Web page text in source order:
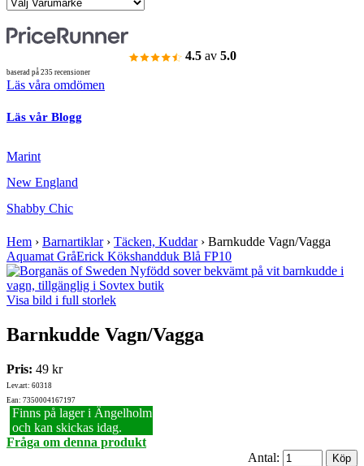
4.5 av 5.0
baserad på 235 recensioner
Läs våra omdömen
Läs vår Blogg
Marint
New England
Shabby Chic
Hem › Barnartiklar› Täcken, Kuddar› Barnkudde Vagn/Vagga
Aquamat GråErick Kökshandduk Blå FP10
Visa bild i full storlek
Barnkudde Vagn/Vagga
Pris: 49 kr
Lev.art: 60318
Ean: 7350004167197
Finns på lager i Ängelholm
och kan skickas idag.
Fråga om denna produkt
Antal: